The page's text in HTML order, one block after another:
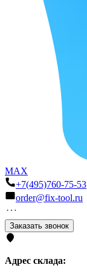
MAX
+7(495)760-75-53
order@fix-tool.ru
Заказать звонок
Адрес склада: